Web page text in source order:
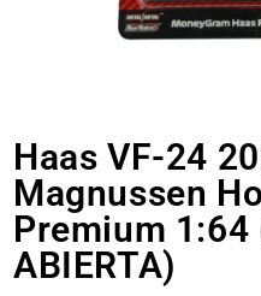
Haas VF-24
Magnussen
Premium 1:64
ABIERTA)